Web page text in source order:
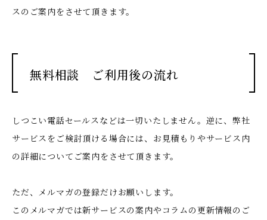
スのご案内をさせて頂きます。
無料相談 ご利用後の流れ
しつこい電話セールスなどは一切いたしません。 逆に、弊社
サービスをご検討頂ける場合には、お見積もりやサービス内
の詳細についてご案内をさせて頂きます。
ただ、メルマガの登録だけお願いします。
このメルマガでは新サービスの案内やコラムの更新情報のご